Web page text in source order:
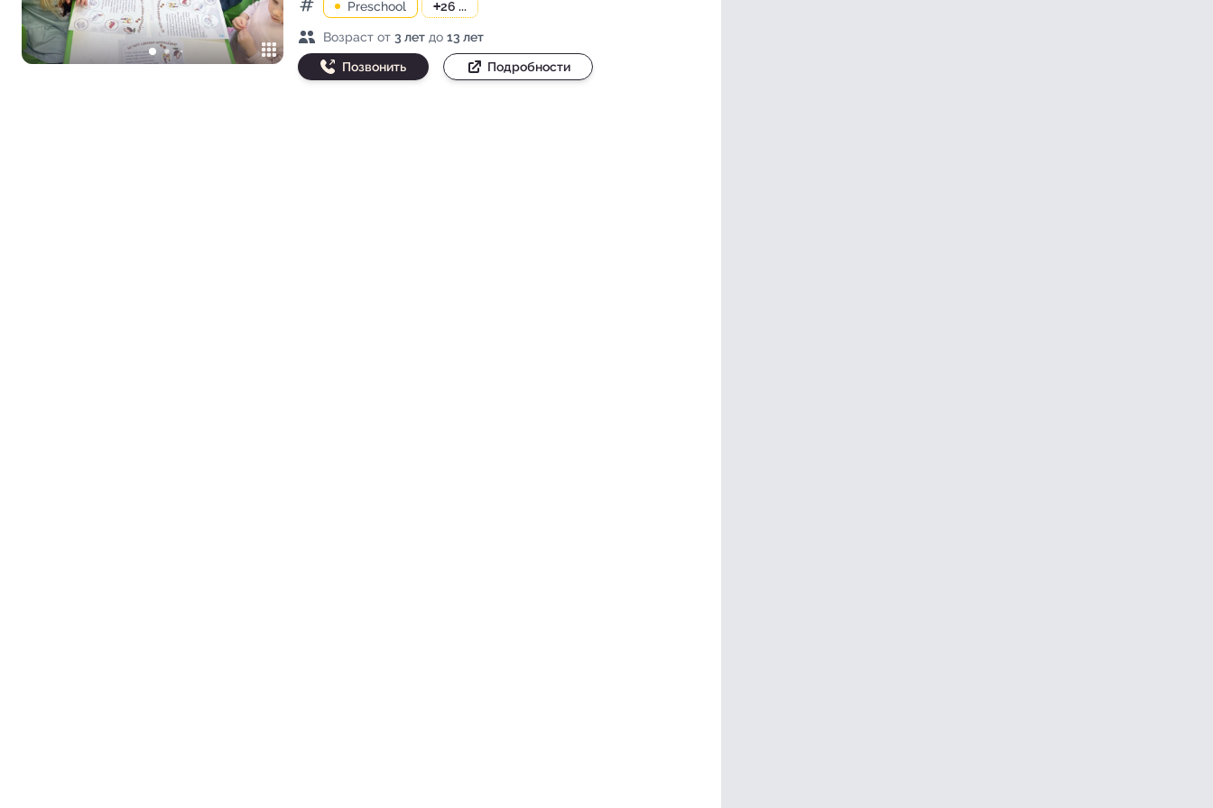
КатегорииPreschool +26 ...
Возраст детей
Возраст от 3 лет до 13 лет
Позвонить Подробности